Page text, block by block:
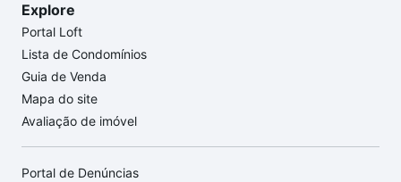
Explore
Portal Loft
Lista de Condomínios
Guia de Venda
Mapa do site
Avaliação de imóvel
Portal de Denúncias